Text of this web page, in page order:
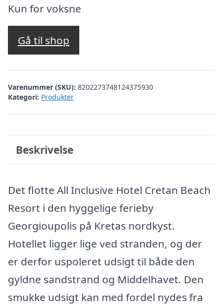
pris
var:
Kun for voksne
Gå til shop
Varenummer (SKU): 8202273748124375930
Kategori: Produkter
Beskrivelse
Det flotte All Inclusive Hotel Cretan Beach
Resort i den hyggelige ferieby
Georgioupolis på Kretas nordkyst.
Hotellet ligger lige ved stranden, og der
er derfor uspoleret udsigt til både den
gyldne sandstrand og Middelhavet. Den
smukke udsigt kan med fordel nydes fra